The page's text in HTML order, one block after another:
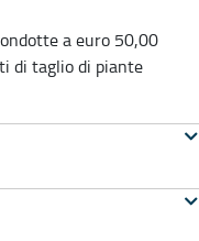
a euro 50,00
di taglio di piante